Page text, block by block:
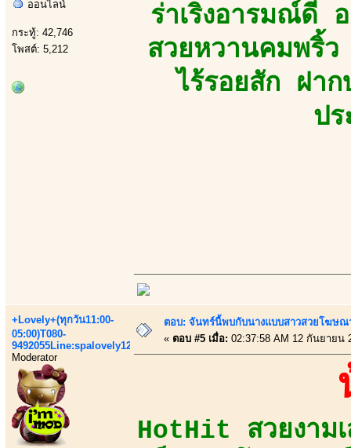
ออนไลน์
กระทู้: 42,746
โพสต์: 5,212
ร่าเริงอารมณ์ดี
สวยหวานคมพริ้ว
ไร้รอยสัก ฝาก
ปร
+Lovely+(ทุกวัน11:00-
05:00)T080-
9492055Line:spalovely123
Moderator
ตอบ: จันทร์นี้พบกับนางแบบสาวสวยโฆษ
« ตอบ #5 เมื่อ: 02:37:58 AM 12 กันยายน
HotHit สวยงามเ